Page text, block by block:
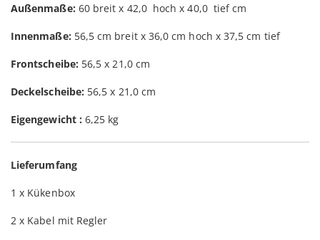
Außenmaße: 60 breit x 42,0 hoch x 40,0 tief cm
Innenmaße: 56,5 cm breit x 36,0 cm hoch x 37,5 cm tief
Frontscheibe: 56,5 x 21,0 cm
Deckelscheibe: 56,5 x 21,0 cm
Eigengewicht : 6,25 kg
Lieferumfang
1 x Kükenbox
2 x Kabel mit Regler